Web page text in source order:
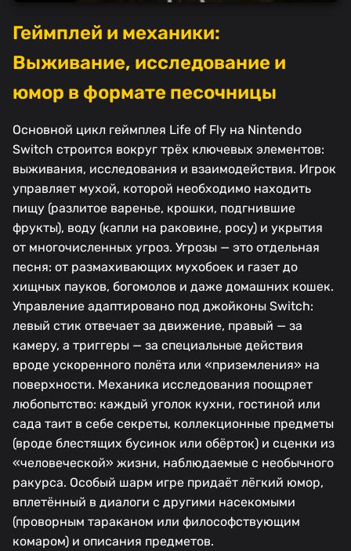
Геймплей и механики:
Выживание, исследование и
юмор в формате песочницы
Основной цикл геймплея Life of Fly на Nintendo
Switch строится вокруг трёх ключевых элементов:
выживания, исследования и взаимодействия. Игрок
управляет мухой, которой необходимо находить
пищу (разлитое варенье, крошки, подгнившие
фрукты), воду (капли на раковине, росу) и укрытия
от многочисленных угроз. Угрозы — это отдельная
песня: от размахивающих мухобоек и газет до
хищных пауков, богомолов и даже домашних кошек.
Управление адаптировано под джойконы Switch:
левый стик отвечает за движение, правый — за
камеру, а триггеры — за специальные действия
вроде ускоренного полёта или «приземления» на
поверхности. Механика исследования поощряет
любопытство: каждый уголок кухни, гостиной или
сада таит в себе секреты, коллекционные предметы
(вроде блестящих бусинок или обёрток) и сценки из
«человеческой» жизни, наблюдаемые с необычного
ракурса. Особый шарм игре придаёт лёгкий юмор,
вплетённый в диалоги с другими насекомыми
(проворным тараканом или философствующим
комаром) и описания предметов.